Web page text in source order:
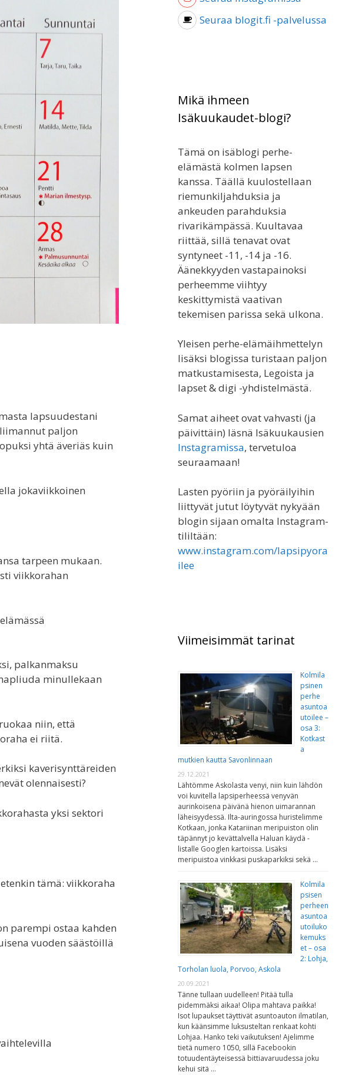
lapsuudestani
paljon
yhtä äveriäs kuin
jokaviikkoinen
tarpeen mukaan.
viikkorahan
palkanmaksu
minullekaan
niin, että
ei riitä.
kaverisynttäreiden
olennaisesti?
yksi sektori
tämä: viikkoraha
parempi ostaa kahden
vuoden säästöillä
Seuraa blogit.fi -palvelussa
Mikä ihmeen
Isäkuukaudet-blogi?
Tämä on isäblogi perhe-
elämästä kolmen lapsen
kanssa. Täällä kuulostellaan
riemunkiljahduksia ja
ankeuden parahduksia
rivarikämpässä. Kuultavaa
riittää, sillä tenavat ovat
syntyneet -11, -14 ja -16.
Äänekkyyden vastapainoksi
perheemme viihtyy
keskittymistä vaativan
tekemisen parissa sekä ulkona.
Yleisen perhe-elämäihmettelyn
lisäksi blogissa turistaan paljon
matkustamisesta, Legoista ja
lapset & digi -yhdistelmästä.
Samat aiheet ovat vahvasti (ja
päivittäin) läsnä Isäkuukausien
Instagramissa, tervetuloa
seuraamaan!
Lasten pyöriin ja pyöräilyihin
liittyvät jutut löytyvät nykyään
blogin sijaan omalta Instagram-
tililtään:
www.instagram.com/lapsipyora
ilee
Viimeisimmät tarinat
Kolmila
psinen
perhe
asuntoa
utoilee –
osa 3:
Kotkast
a
mutkien kautta Savonlinnaan
29.12.2021
Lähtömme Askolasta venyi, niin kuin lähdön
voi kuvitella lapsiperheessä venyvän
aurinkoisena päivänä hienon uimarannan
läheisyydessä. Ilta-auringossa huristelimme
Kotkaan, jonka Katariinan meripuiston olin
täpännyt jo kevättalvella Haluan käydä -
listalle Googlen kartoissa. Lisäksi
meripuistoa vinkkasi puskaparkiksi sekä …
Kolmila
psisen
perheen
asuntoa
utoiluko
kemuks
et – osa
2: Lohja,
Torholan luola, Porvoo, Askola
20.09.2021
Tänne tullaan uudelleen! Pitää tulla
pidemmäksi aikaa! Olipa mahtava paikka!
Isot lupaukset täyttivät asuntoauton ilmatilan,
kun käänsimme luksusteltan renkaat kohti
Lohjaa. Hanko teki vaikutuksen! Ajelimme
tietä numero 1050, sillä Facebookin
totuudentäyteisessä bittiavaruudessa joku
kehui sitä …